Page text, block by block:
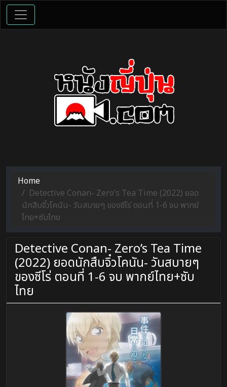
Home
Detective Conan- Zero’s Tea Time (2022) ยอด
นักสืบจิ๋วโคนัน- วันสบายๆ ของซีโร่ ตอนที่ 1-6 จบ พากย์
ไทย+ซับไทย
Detective Conan- Zero’s Tea Time
(2022) ยอดนักสืบจิ๋วโคนัน- วันสบายๆ
ของซีโร่ ตอนที่ 1-6 จบ พากย์ไทย+ซับ
ไทย